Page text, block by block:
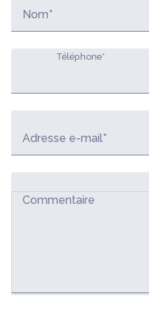
Nom*
Téléphone*
Adresse e-mail*
Commentaire